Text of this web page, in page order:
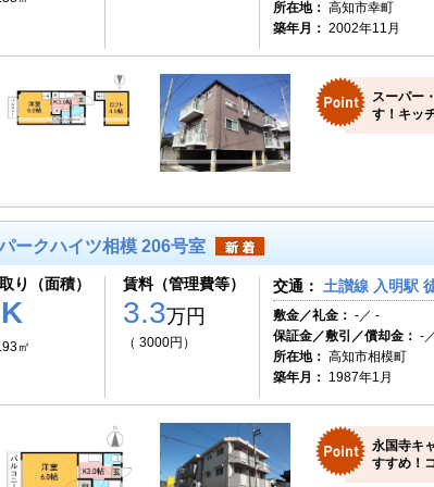
所在地： 高知市幸町
築年月： 2002年11月
スーパー
す！キッ
ークハイツ相模 206号室
り（面積）
㎡
賃料（管理費等）
3.3万円
（ 3000円）
交通： 土讃線 入明駅
敷金／礼金： -／ -
保証金／敷引／償却金： -
所在地： 高知市相模町
築年月： 1987年1月
永国寺キ
すすめ！